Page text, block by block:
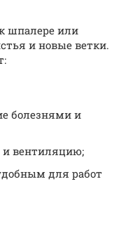
шпалере или
и новые ветки.
болезнями и
и вентиляцию;
для работ